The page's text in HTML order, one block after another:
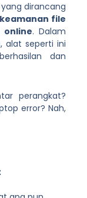
dirancang
keamanan file
online. Dalam
alat seperti ini
dan
perangkat?
error? Nah,